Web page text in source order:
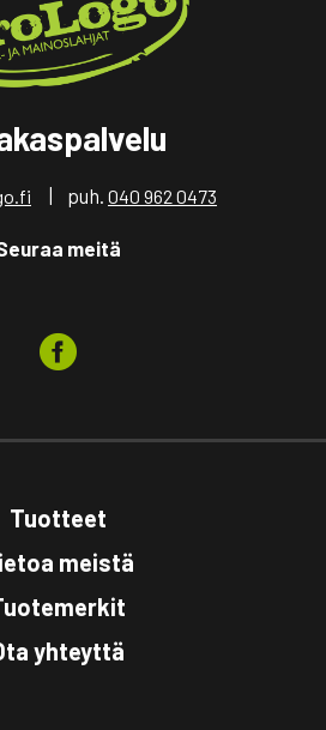
| puh. 040 962 0473
meitä
Tuotteet
meistä
yhteyttä